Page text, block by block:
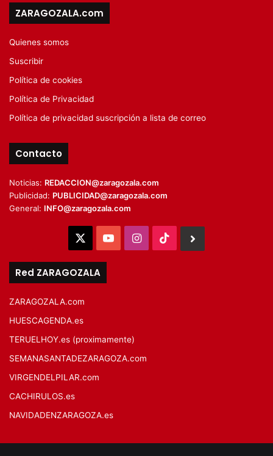
ZARAGOZALA.com
Quienes somos
Suscribir
Política de cookies
Política de Privacidad
Política de privacidad suscripción a lista de correo
Contacto
Noticias: REDACCION@zaragozala.com
Publicidad: PUBLICIDAD@zaragozala.com
General: INFO@zaragozala.com
YouTubeInstagram
TikTok
Red ZARAGOZALA
ZARAGOZALA.com
HUESCAGENDA.es
TERUELHOY.es (proximamente)
SEMANASANTADEZARAGOZA.com
VIRGENDELPILAR.com
CACHIRULOS.es
NAVIDADENZARAGOZA.es